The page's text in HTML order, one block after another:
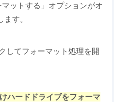
ットする」オプションがオ
す。
してフォーマット処理を開
ハードドライブをフォーマ